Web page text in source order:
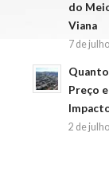
do
Viana
7 de
Preço
2 de